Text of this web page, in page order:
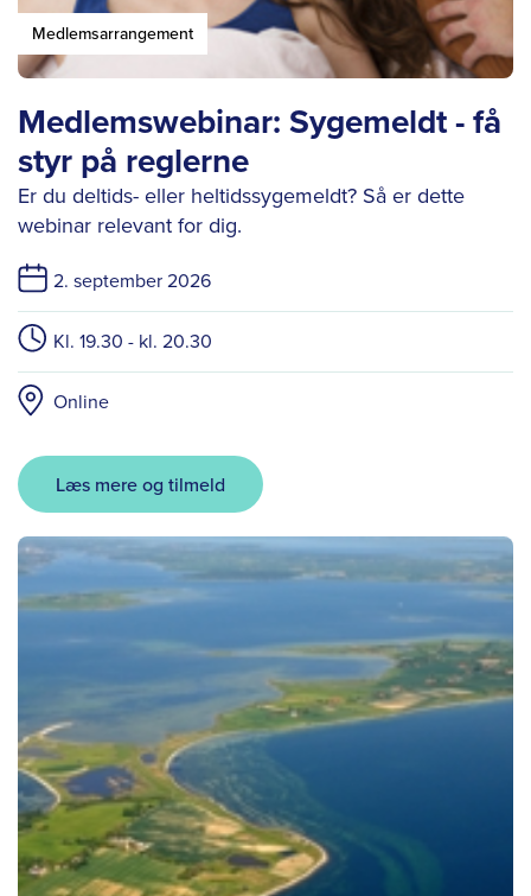
Medlemsarrangement
Medlemswebinar: Sygemeldt - få
styr på reglerne
Er du deltids- eller heltidssygemeldt? Så er dette
webinar relevant for dig.
2. september 2026
Kl. 19.30 - kl. 20.30
Online
Læs mere og tilmeld